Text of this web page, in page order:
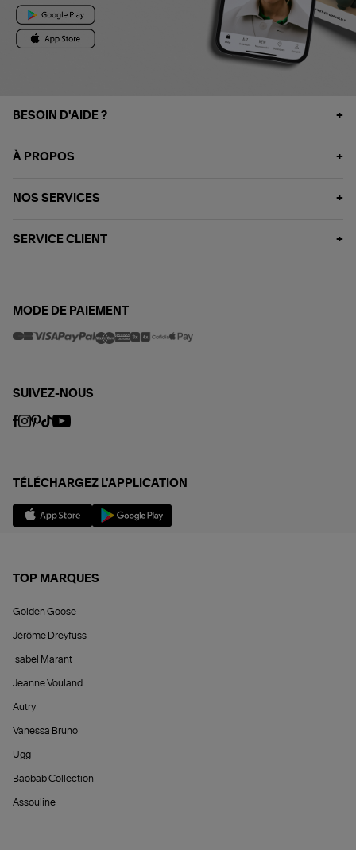
BESOIN D'AIDE ?
À PROPOS
NOS SERVICES
SERVICE CLIENT
MODE DE PAIEMENT
SUIVEZ-NOUS
TÉLÉCHARGEZ L'APPLICATION
TOP MARQUES
Golden Goose
Jérôme Dreyfuss
Isabel Marant
Jeanne Vouland
Autry
Vanessa Bruno
Ugg
Baobab Collection
Assouline